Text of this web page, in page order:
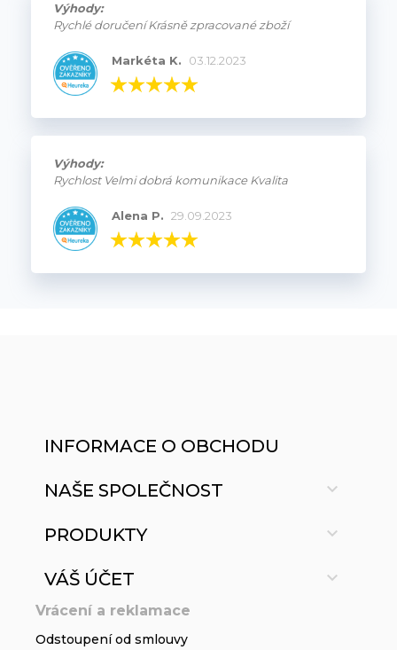
Výhody:
Rychlé doručení Krásně zpracované zboží
Markéta K. 03.12.2023
Výhody:
Rychlost Velmi dobrá komunikace Kvalita
Alena P. 29.09.2023
INFORMACE O OBCHODU
NAŠE SPOLEČNOST 
PRODUKTY 
VÁŠ ÚČET 
Vrácení a reklamace
Odstoupení od smlouvy